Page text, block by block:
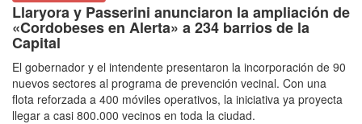
Llaryora y Passerini anunciaron la ampliación de
«Cordobeses en Alerta» a 234 barrios de la
Capital
El gobernador y el intendente presentaron la incorporación de 90
nuevos sectores al programa de prevención vecinal. Con una
flota reforzada a 400 móviles operativos, la iniciativa ya proyecta
llegar a casi 800.000 vecinos en toda la ciudad.